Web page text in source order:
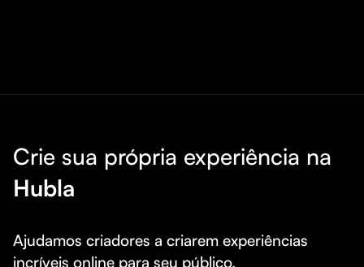
Crie sua própria experiência na
Hubla
Ajudamos criadores a criarem experiências
incríveis online para seu público.